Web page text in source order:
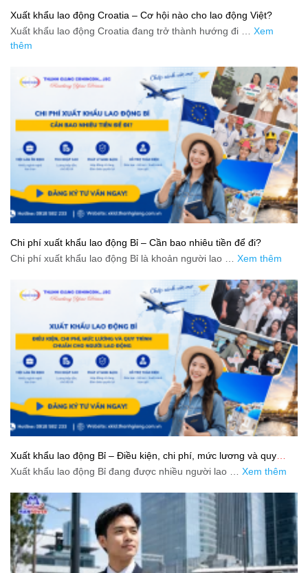
Xuất khẩu lao động Croatia – Cơ hội nào cho lao động Việt?
Xuất khẩu lao động Croatia đang trở thành hướng đi … Xem
thêm
Chi phí xuất khẩu lao động Bỉ – Cần bao nhiêu tiền để đi?
Chi phí xuất khẩu lao động Bỉ là khoản người lao … Xem thêm
Xuất khẩu lao động Bỉ – Điều kiện, chi phí, mức lương và quy
trình chuẩn cho người lao động
Xuất khẩu lao động Bỉ đang được nhiều người lao … Xem thêm